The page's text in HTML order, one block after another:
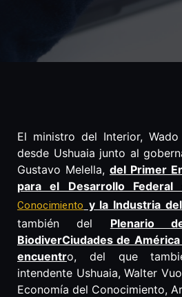
El ministro del Interior,
desde Ushuaia junto al
Gustavo Melella, del Primer
para el Desarrollo
Conocimiento y la Industria
también del Plenario
BiodiverCiudades de
encuentro, del que
intendente Ushuaia, Walter
Economía del Conocimiento,